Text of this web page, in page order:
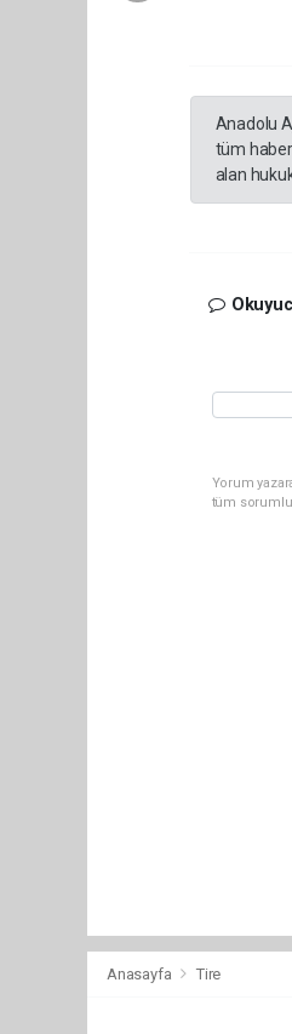
Anadolu
tüm
alan
Yorum
tüm
Anasayfa Tire